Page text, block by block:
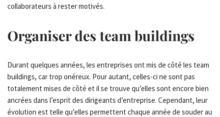
collaborateurs à rester motivés.
Organiser des team buildings
Durant quelques années, les entreprises ont mis de côté les team
buildings, car trop onéreux. Pour autant, celles-ci ne sont pas
totalement mises de côté et il se trouve qu’elles sont encore bien
ancrées dans l’esprit des dirigeants d’entreprise. Cependant, leur
évolution est telle qu’elles permettent chaque année de souder au